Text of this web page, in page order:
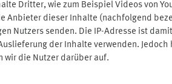
Dritter, wie zum Beispiel Videos von
Anbieter dieser Inhalte (nachfolgend
Nutzers senden. Die IP-Adresse ist
der Inhalte verwenden.
wir die Nutzer darüber auf.